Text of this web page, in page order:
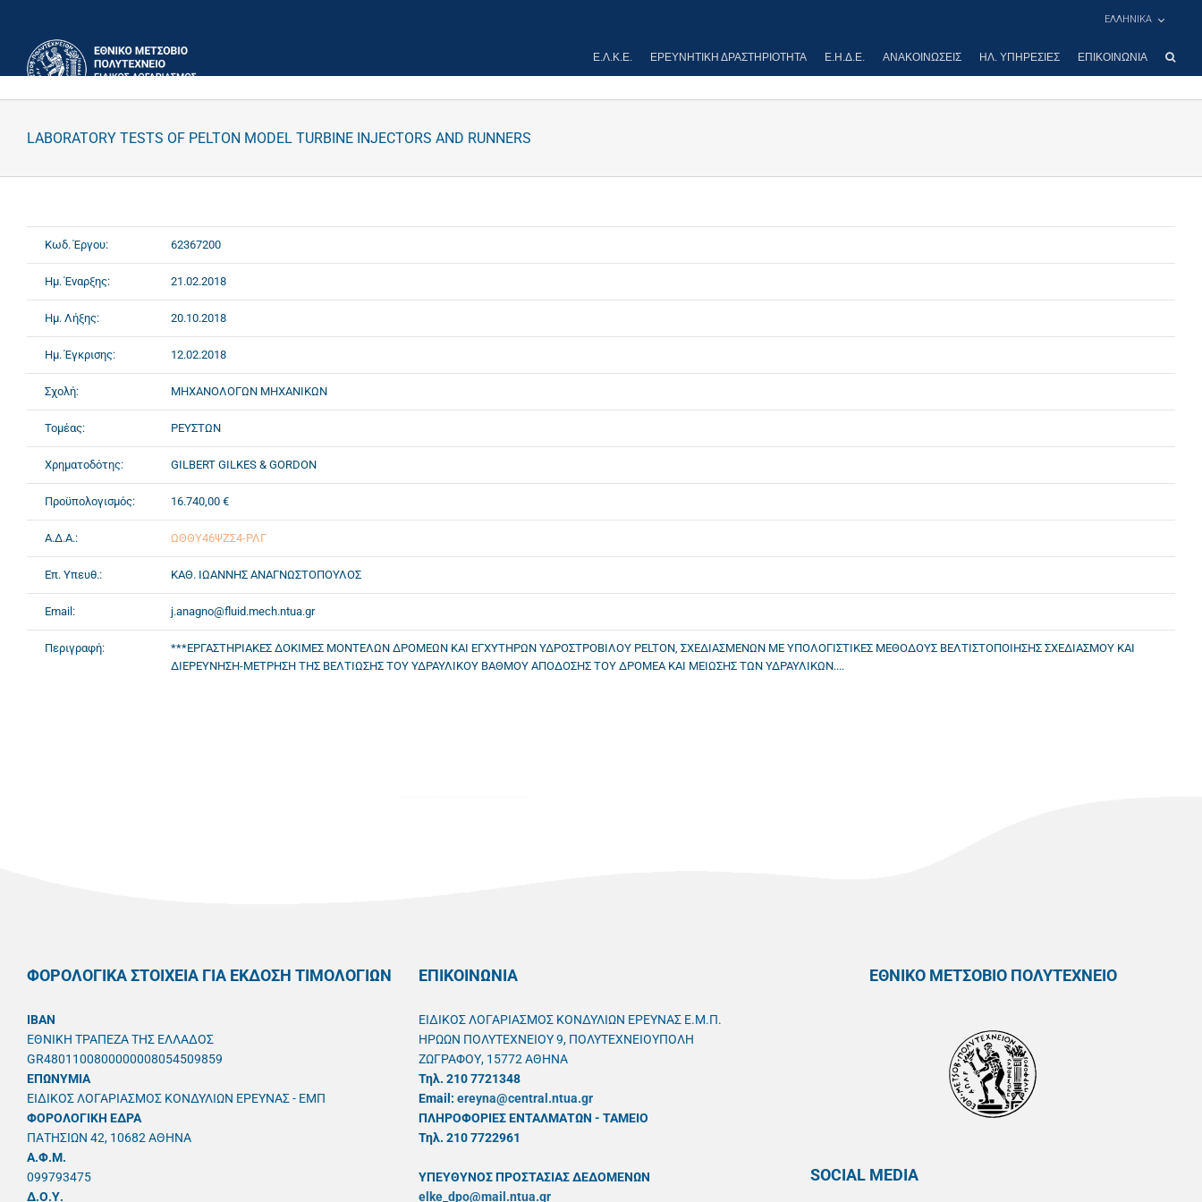
περιεχόμενο
ΕΛΛΗΝΙΚΑ
Ε.Λ.Κ.Ε. ΕΡΕΥΝΗΤΙΚΉ ΔΡΑΣΤΗΡΙΌΤΗΤΑ Ε.Η.Δ.Ε. ΑΝΑΚΟΙΝΏΣΕΙΣ ΗΛ. ΥΠΗΡΕΣΊΕΣ ΕΠΙΚΟΙΝΩΝΊΑ
LABORATORY TESTS OF PELTON MODEL TURBINE INJECTORS AND RUNNERS
Κωδ. Έργου: 62367200
Ημ. Έναρξης: 21.02.2018
Ημ. Λήξης: 20.10.2018
Ημ. Έγκρισης: 12.02.2018
Σχολή: ΜΗΧΑΝΟΛΟΓΩΝ ΜΗΧΑΝΙΚΩΝ
Τομέας: ΡΕΥΣΤΩΝ
Χρηματοδότης: GILBERT GILKES & GORDON
Προϋπολογισμός: 16.740,00 €
Α.Δ.Α.: ΩΘΘΥ46ΨΖΣ4-ΡΛΓ
Επ. Υπευθ.: ΚΑΘ. ΙΩΑΝΝΗΣ ΑΝΑΓΝΩΣΤΟΠΟΥΛΟΣ
Email: j.anagno@fluid.mech.ntua.gr
Περιγραφή:
***ΕΡΓΑΣΤΗΡΙΑΚΕΣ ΔΟΚΙΜΕΣ ΜΟΝΤΕΛΩΝ ΔΡΟΜΕΩΝ ΚΑΙ ΕΓΧΥΤΗΡΩΝ ΥΔΡΟΣΤΡΟΒΙΛΟΥ PELTON, ΣΧΕΔΙΑΣΜΕΝΩΝ ΜΕ ΥΠΟΛΟΓΙΣΤΙΚΕΣ ΜΕΘΟΔΟΥΣ ΒΕΛΤΙΣΤΟΠΟΙΗΣΗΣ ΣΧΕΔΙΑΣΜΟΥ ΚΑΙ
ΔΙΕΡΕΥΝΗΣΗ-ΜΕΤΡΗΣΗ ΤΗΣ ΒΕΛΤΙΩΣΗΣ ΤΟΥ ΥΔΡΑΥΛΙΚΟΥ ΒΑΘΜΟΥ ΑΠΟΔΟΣΗΣ ΤΟΥ ΔΡΟΜΕΑ ΚΑΙ ΜΕΙΩΣΗΣ ΤΩΝ ΥΔΡΑΥΛΙΚΩΝ....
ΦΟΡΟΛΟΓΙΚΑ ΣΤΟΙΧΕΙΑ ΓΙΑ ΕΚΔΟΣΗ ΤΙΜΟΛΟΓΙΩΝ
IBAN
ΕΘΝΙΚΗ ΤΡΑΠΕΖΑ ΤΗΣ ΕΛΛΑΔΟΣ
GR4801100800000008054509859
ΕΠΩΝΥΜΙΑ
ΕΙΔΙΚΟΣ ΛΟΓΑΡΙΑΣΜΟΣ ΚΟΝΔΥΛΙΩΝ ΕΡΕΥΝΑΣ - ΕΜΠ
ΦΟΡΟΛΟΓΙΚΗ ΕΔΡΑ
ΠΑΤΗΣΙΩΝ 42, 10682 ΑΘΗΝΑ
A.Φ.Μ.
099793475
Δ.Ο.Υ.
ΕΠΙΚΟΙΝΩΝΙΑ
ΕΙΔΙΚΟΣ ΛΟΓΑΡΙΑΣΜΟΣ ΚΟΝΔΥΛΙΩΝ ΕΡΕΥΝΑΣ Ε.Μ.Π.
ΗΡΩΩΝ ΠΟΛΥΤΕΧΝΕΙΟΥ 9, ΠΟΛΥΤΕΧΝΕΙΟΥΠΟΛΗ
ΖΩΓΡΑΦΟΥ, 15772 ΑΘΗΝΑ
Τηλ. 210 7721348
Email: ereyna@central.ntua.gr
ΠΛΗΡΟΦΟΡΙΕΣ ΕΝΤΑΛΜΑΤΩΝ - ΤΑΜΕΙΟ
Τηλ. 210 7722961
ΥΠΕΥΘYΝΟΣ ΠΡΟΣΤΑΣΙΑΣ ΔΕΔΟΜΕΝΩΝ
elke_dpo@mail.ntua.gr
ΕΘΝΙΚΟ ΜΕΤΣΟΒΙΟ ΠΟΛΥΤΕΧΝΕΙΟ
SOCIAL MEDIA